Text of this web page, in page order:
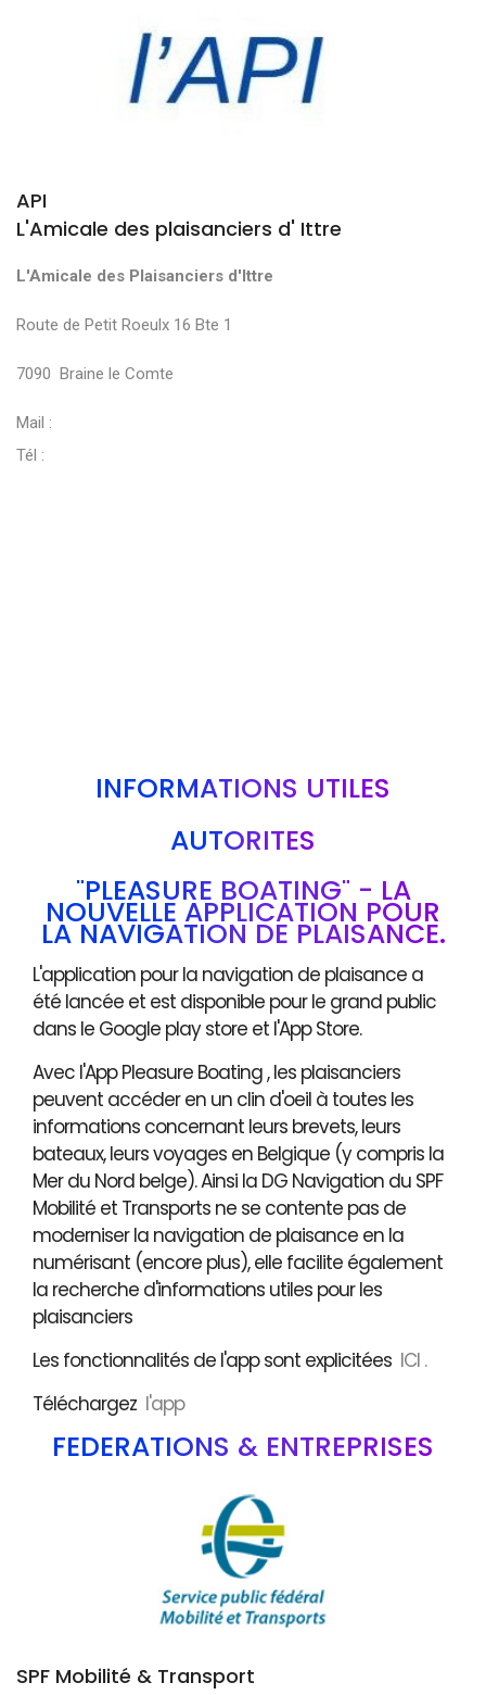
API
L'Amicale des plaisanciers d' Ittre
L'Amicale des Plaisanciers d'Ittre
Route de Petit Roeulx 16 Bte 1
7090 Braine le Comte
Mail :
Tél :
INFORMATIONS UTILES
AUTORITÉS
"PLEASURE BOATING" - LA
NOUVELLE APPLICATION POUR
LA NAVIGATION DE PLAISANCE.
L'application pour la navigation de plaisance a
été lancée et est disponible pour le grand public
dans le Google play store et l'App Store.
Avec l'App Pleasure Boating , les plaisanciers
peuvent accéder en un clin d'oeil à toutes les
informations concernant leurs brevets, leurs
bateaux, leurs voyages en Belgique (y compris la
Mer du Nord belge). Ainsi la DG Navigation du SPF
Mobilité et Transports ne se contente pas de
moderniser la navigation de plaisance en la
numérisant (encore plus), elle facilite également
la recherche d'informations utiles pour les
plaisanciers
Les fonctionnalités de l'app sont explicitées ICI .
Téléchargez l'app
SPF Mobilité & Transport
FÉDÉRATIONS & ENTREPRISES